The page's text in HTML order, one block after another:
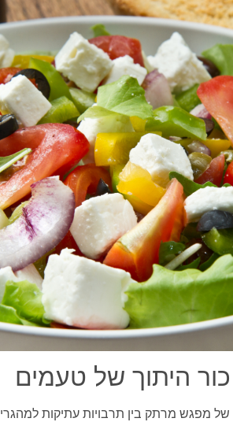
היתוך של טעמים
מפגש מרתק בין תרבויות עתיקות